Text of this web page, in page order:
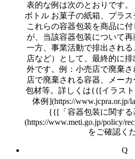
表的な例は次のとおりです
ボトル お菓子の紙箱、プラス
これらの容器包装を商品に
が、当該容器包装について再
一方、事業活動で排出され
店など）として、最終的に
外です。例：小売店で廃棄
店で廃棄される容器、メー
包材等。詳しくは{{[イラス
体例](https://www.jcpra.or.jp/
{{[「容器包装に関する
(https://www.meti.go.jp/policy/
をご確認く
Q